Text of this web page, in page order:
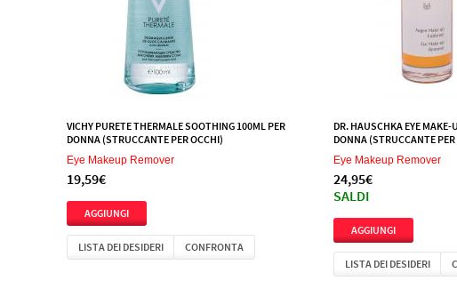
VICHY PURETE THERMALE SOOTHING 100ML PER
DONNA (STRUCCANTE PER OCCHI)
Eye Makeup Remover
19,59€
LISTA DEI DESIDERI CONFRONTA
DR. HAUSCHKA EYE MAKE-
DONNA (STRUCCANTE
Eye Makeup Remover
24,95€
SALDI
LISTA DEI DESIDERI